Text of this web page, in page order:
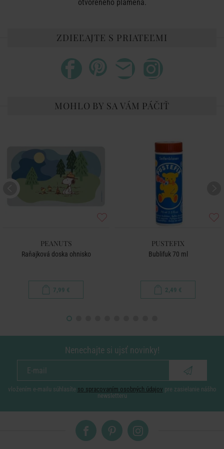
otvoreného plameňa.
ZDIEĽAJTE S PRIATEĽMI
MOHLO BY SA VÁM PÁČIŤ
PEANUTS
Raňajková doska ohnisko
7,99 €
PUSTEFIX
Bublifuk 70 ml
2,49 €
Nenechajte si ujsť novinky!
vložením e-mailu súhlasíte so spracovaním osobných údajov pre zasielanie nášho
newsletteru